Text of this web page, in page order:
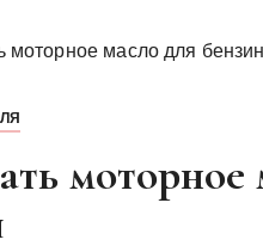
моторное масло для
моторное